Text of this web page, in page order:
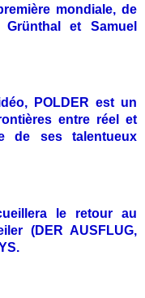
mondiale, de
et Samuel
POLDER est un
entre réel et
de ses talentueux
le retour au
(DER AUSFLUG,